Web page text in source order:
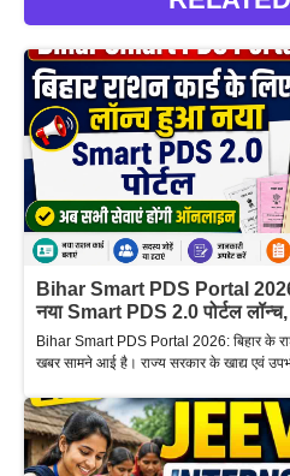
Bihar Smart PDS Portal 2026:
नया Smart PDS 2.0 पोर्टल
Bihar Smart PDS Portal 2026: बिहार के
खबर सामने आई है। राज्य सरकार के खाद्य एवं